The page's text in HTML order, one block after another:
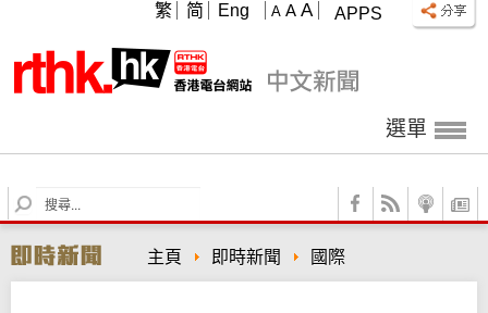
APPS
A A A
繁 简 Eng
選單
S
e
r
c
主頁 即時新聞 國際